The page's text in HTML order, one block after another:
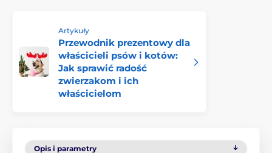
Artykuły
Przewodnik prezentowy dla
właścicieli psów i kotów:
Jak sprawić radość
zwierzakom i ich
właścicielom
Opis i parametry